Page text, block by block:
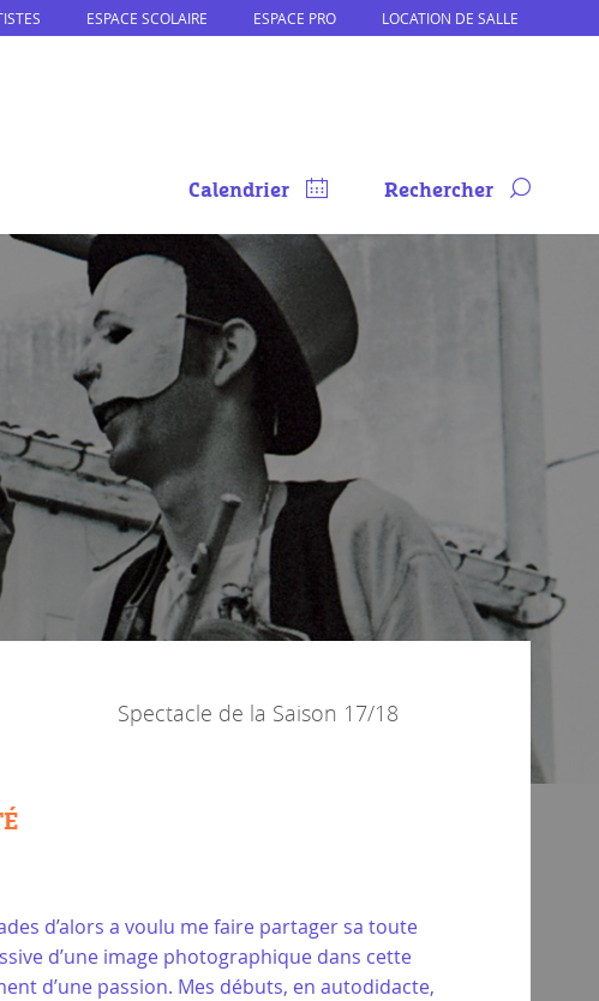
ESPACE SCOLAIRE ESPACE PRO LOCATION DE SALLE
Calendrier Rechercher
Spectacle de la Saison 17/18
d’alors a voulu me faire partager sa toute
d’une image photographique dans cette
d’une passion. Mes débuts, en autodidacte,